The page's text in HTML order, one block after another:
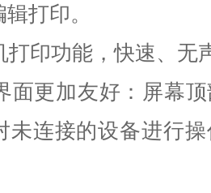
打印。
打印功能，快速、无
面更加友好：屏幕
未连接的设备进行